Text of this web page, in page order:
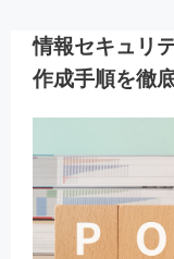
情報セキュリ
作成手順を徹